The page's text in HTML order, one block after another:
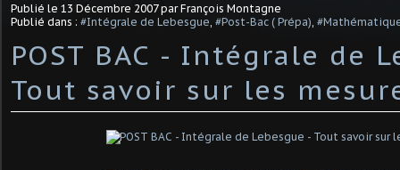
Publié le 13 Décembre 2007par François Montagne
Publié dans : #Intégrale de Lebesgue #Post-Bac ( Prépa)
POST BAC - Intégrale de
Tout savoir sur les